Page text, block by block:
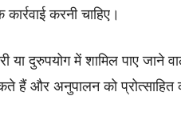
करनी चाहिए।
या दुरुपयोग में शामिल पाए जाने
हैं और अनुपालन को